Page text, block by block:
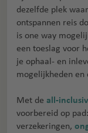
dezelfde plek
ontspannen reis
is one way
een toeslag voor
je ophaal- en
mogelijkheden en
Met de all-
voorbereid op
verzekeringen,